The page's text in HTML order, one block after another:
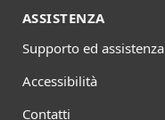
ASSISTENZA
Supporto ed assistenza
Accessibilità
Contatti